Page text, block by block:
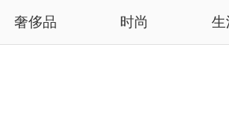
奢侈品 时尚 生